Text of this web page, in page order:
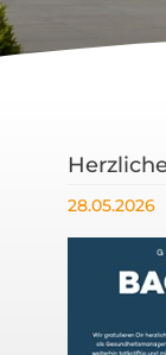
28.05.2026